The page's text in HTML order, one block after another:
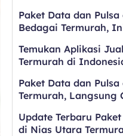
Paket Data dan
Bedagai Termurah,
Temukan Aplikasi
Termurah di
Paket Data dan
Termurah, Langsung
Update Terbaru
di Nias Utara